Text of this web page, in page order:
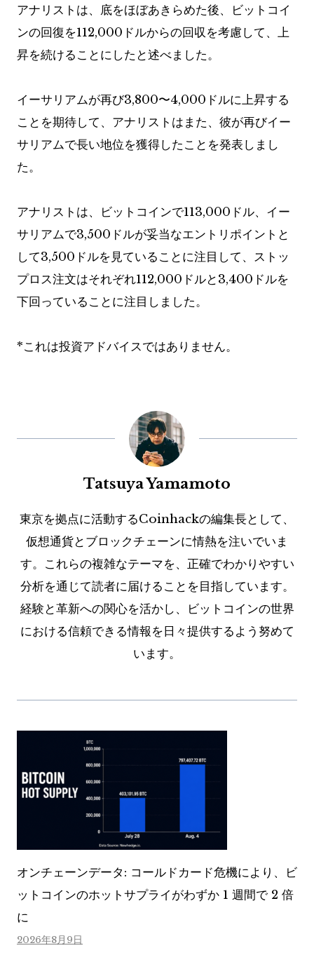
アナリストは、底をほぼあきらめた後、ビットコイ
ンの回復を112,000ドルからの回収を考慮して、上
昇を続けることにしたと述べました。
イーサリアムが再び3,800〜4,000ドルに上昇する
ことを期待して、アナリストはまた、彼が再びイー
サリアムで長い地位を獲得したことを発表しまし
た。
アナリストは、ビットコインで113,000ドル、イー
サリアムで3,500ドルが妥当なエントリポイントと
して3,500ドルを見ていることに注目して、ストッ
プロス注文はそれぞれ112,000ドルと3,400ドルを
下回っていることに注目しました。
*これは投資アドバイスではありません。
Tatsuya Yamamoto
東京を拠点に活動するCoinhackの編集長として、
仮想通貨とブロックチェーンに情熱を注いでいま
す。これらの複雑なテーマを、正確でわかりやすい
分析を通じて読者に届けることを目指しています。
経験と革新への関心を活かし、ビットコインの世界
における信頼できる情報を日々提供するよう努めて
います。
オンチェーンデータ: コールドカード危機により、ビ
ットコインのホットサプライがわずか 1 週間で 2 倍
に
2026年8月9日